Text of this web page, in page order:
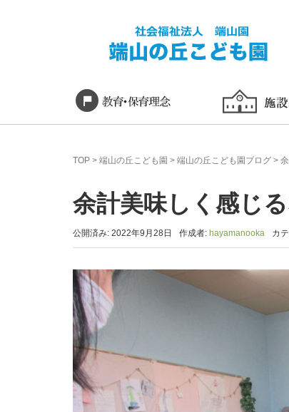
TOP > 端山の丘こども園 > 端山の丘こども園ブログ >
余計美味しく感じ
公開済み: 2022年9月28日 作成者: hayamanooka カ